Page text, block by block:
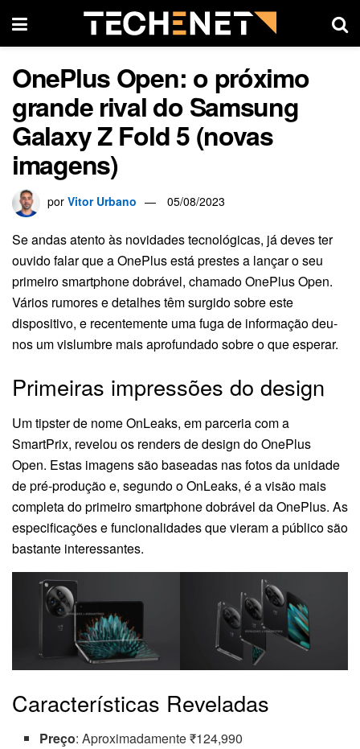
OnePlus Open: o próximo
grande rival do Samsung
Galaxy Z Fold 5 (novas
imagens)
por Vitor Urbano 05/08/2023
Se andas atento às novidades tecnológicas, já deves ter
ouvido falar que a OnePlus está prestes a lançar o seu
primeiro smartphone dobrável, chamado OnePlus Open.
Vários rumores e detalhes têm surgido sobre este
dispositivo, e recentemente uma fuga de informação deu-
nos um vislumbre mais aprofundado sobre o que esperar.
Primeiras impressões do design
Um tipster de nome OnLeaks, em parceria com a
SmartPrix, revelou os renders de design do OnePlus
Open. Estas imagens são baseadas nas fotos da unidade
de pré-produção e, segundo o OnLeaks, é a visão mais
completa do primeiro smartphone dobrável da OnePlus. As
especificações e funcionalidades que vieram a público são
bastante interessantes.
Características Reveladas
Preço: Aproximadamente ₹124,990